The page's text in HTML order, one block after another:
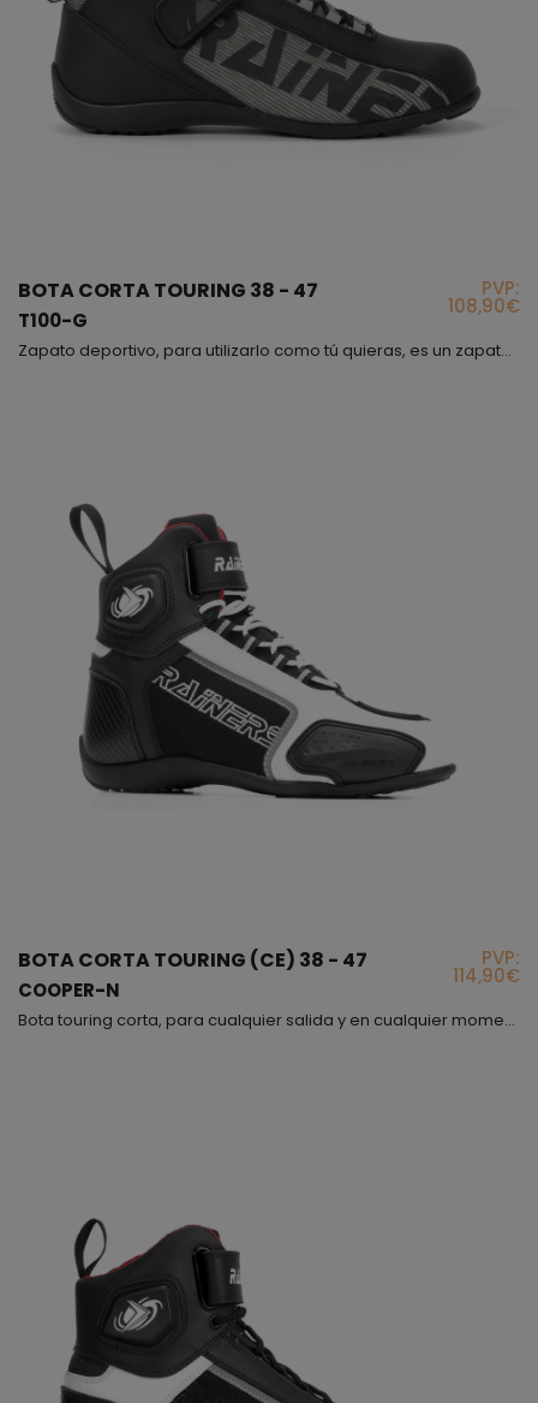
BOTA CORTA TOURING 38 - 47
T100-G
PVP:
108,90€
Zapato deportivo, para utilizarlo como tú quieras, es un zapato con el que puedes ir en moto, al trabajo, caminar sin problemas, etc. Súper moderna, cómoda y flexible. Fabricada con rejilla y microfibra, muy transpirable, se cierra mediante cordones y velcro, interiormente lleva una plantilla anatómica, te gustará.
BOTA CORTA TOURING (CE) 38 - 47
COOPER-N
PVP:
114,90€
Bota touring corta, para cualquier salida y en cualquier momento!, es una bota muy ponible que siempre debemos tener en casa, además de ello es un producto con el que vas protegido y por si fuera poco también es muy cómodo!. El modelo Cooper se cierra mediante cremallera y velcro pero además puedes ajustártelo a tu gusto o necesidad mediante los cordones. El interior va forrado con forro 3D que evitará la sudoración del pie en exceso. Hemos puesto protecciones en tobi...